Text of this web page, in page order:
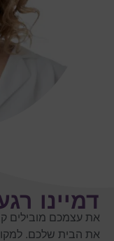
דמיינו
את עצמכם מובילים
את הבית שלכם.